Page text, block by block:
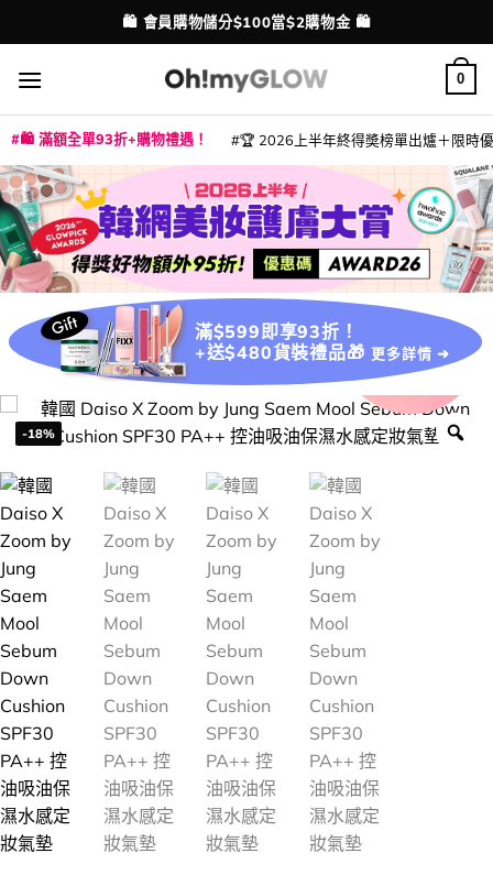
to
content
配送港澳
💳 支援消費券、FPS、八達通、PAYME、信用卡付款
0
🛍️ 滿額全單93折+購物禮遇！ 🏆 2026上半年終得奬榜單出爐＋限時
滿$599即享93折！
+送$480貨裝禮品🎁 更多詳情 ➜
-18%